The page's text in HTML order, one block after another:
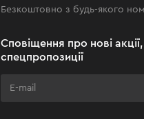
Безкоштовно з будь-якого
Сповіщення про нові
спецпропозиції